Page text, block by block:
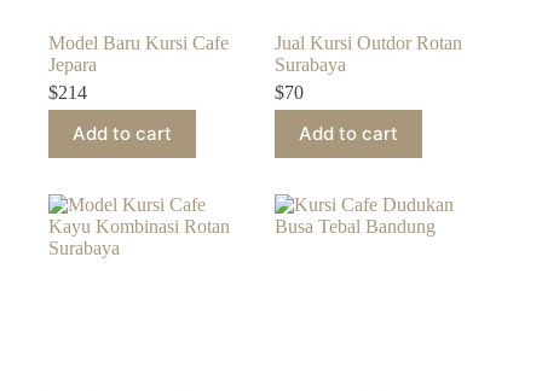
Model Baru Kursi Cafe
Jepara
$214
Add to cart
Jual Kursi Outdor Rotan
Surabaya
$70
Add to cart